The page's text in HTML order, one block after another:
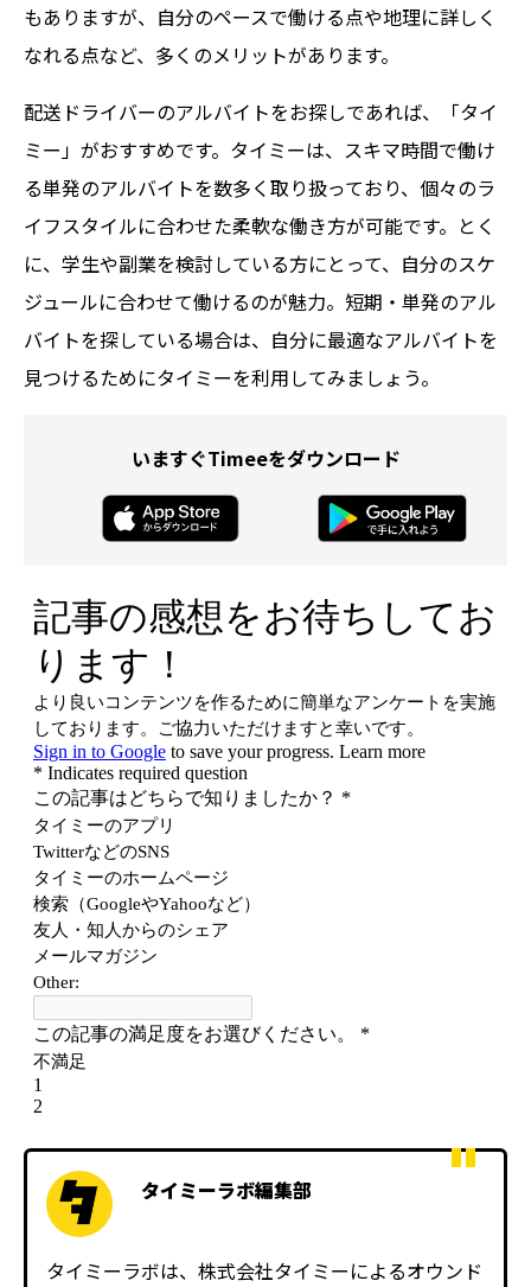
もありますが、自分のペースで働ける点や地理に詳しく
なれる点など、多くのメリットがあります。
配送ドライバーのアルバイトをお探しであれば、「タイ
ミー」がおすすめです。タイミーは、スキマ時間で働け
る単発のアルバイトを数多く取り扱っており、個々のラ
イフスタイルに合わせた柔軟な働き方が可能です。とく
に、学生や副業を検討している方にとって、自分のスケ
ジュールに合わせて働けるのが魅力。短期・単発のアル
バイトを探している場合は、自分に最適なアルバイトを
見つけるためにタイミーを利用してみましょう。
いますぐTimeeをダウンロード
タイミーラボ編集部
タイミーラボは、株式会社タイミーによるオウンド